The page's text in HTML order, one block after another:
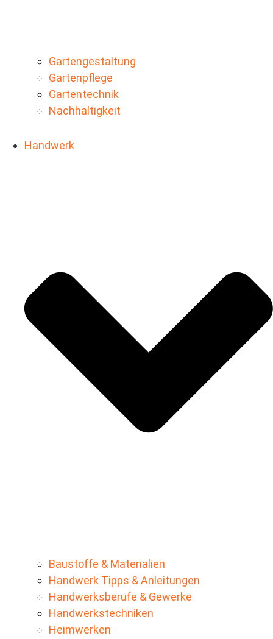
Gartengestaltung
Gartenpflege
Gartentechnik
Nachhaltigkeit
Handwerk
Baustoffe & Materialien
Handwerk Tipps & Anleitungen
Handwerksberufe & Gewerke
Handwerkstechniken
Heimwerken